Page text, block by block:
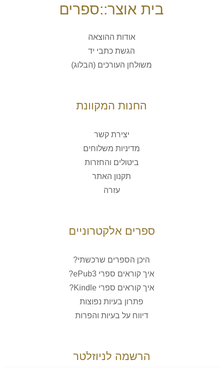
בית אוצר::ספרים
אודות ההוצאה
הגשת כתבי יד
משולחן העורכים (הבלוג)
החנות המקוונת
יצירת קשר
מדיניות משלוחים
ביטולים והחזרות
תקנון האתר
עזרה
ספרים אלקטרוניים
היכן הספרים שרכשתי?
איך קוראים ספרי ePub3?
איך קוראים ספרי Kindle?
פתרון בעיות נפוצות
דיווח על בעיות והפרות
הרשמה לניוזלטר